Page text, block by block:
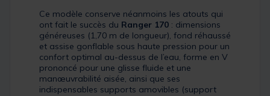
Ce modèle conserve néanmoins les atouts qui
ont fait le succès du Ranger 170 : dimensions
généreuses (1,70 m de longueur), fond réhaussé
et assise gonflable sous haute pression pour un
confort optimal au-dessus de l’eau, forme en V
prononcé pour une glisse fluide et une
manœuvrabilité aisée, ainsi que ses
indispensables supports amovibles (support